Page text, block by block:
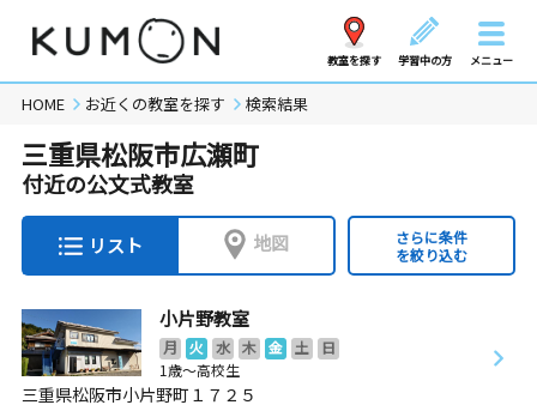
教室を探す 学習中の方 メニュー
HOME お近くの教室を探す 検索結果
三重県松阪市広瀬町
付近の公文式教室
リスト 地図
さらに条件
を絞り込む
小片野教室
月 火 水 木 金 土
日
1歳～高校生
三重県松阪市小片野町１７２５